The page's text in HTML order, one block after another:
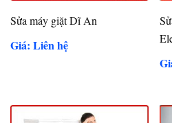
Sửa máy giặt Dĩ An
Giá: Liên hệ